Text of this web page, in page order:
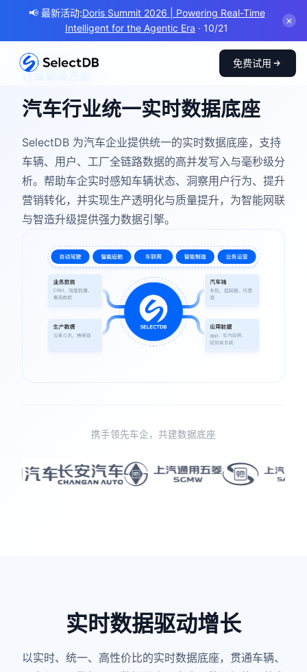
📢 最新活动:Doris Summit 2026 | Powering Real-Time
Intelligent for the Agentic Era · 10/21
✕
免费试用
行业解决方案
汽车行业统一实时数据底座
SelectDB 为汽车企业提供统一的实时数据底座，支持
车辆、用户、工厂全链路数据的高并发写入与毫秒级分
析。帮助车企实时感知车辆状态、洞察用户行为、提升
营销转化，并实现生产透明化与质量提升，为智能网联
与智造升级提供强力数据引擎。
携手领先车企，共建数据底座
实时数据驱动增长
以实时、统一、高性价比的实时数据底座，贯通车辆、